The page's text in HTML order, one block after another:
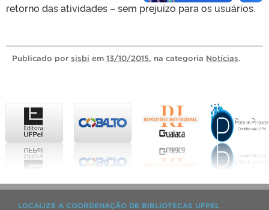
retorno das atividades – sem prejuízo para os usuários.
Publicado por sisbi em 13/10/2015, na categoria Notícias.
LOCALIZE A COORDENAÇÃO DE BIBLIOTECAS UFPEL